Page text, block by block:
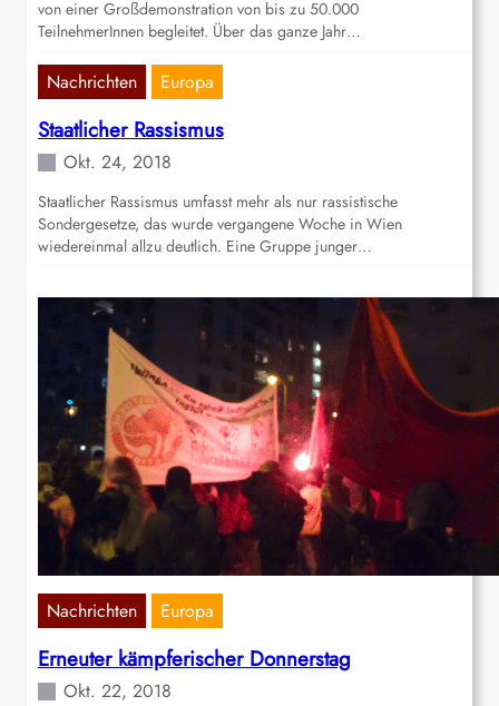
von einer Großdemonstration von bis zu 50.000
TeilnehmerInnen begleitet. Über das ganze Jahr…
Nachrichten Europa
Staatlicher Rassismus
Okt. 24, 2018
Staatlicher Rassismus umfasst mehr als nur rassistische
Sondergesetze, das wurde vergangene Woche in Wien
wiedereinmal allzu deutlich. Eine Gruppe junger…
Nachrichten Europa
Erneuter kämpferischer Donnerstag
Okt. 22, 2018